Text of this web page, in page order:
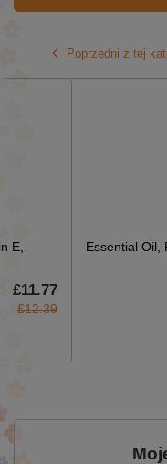
Poprzedni z tej
E,
£11.77
£12.39
Essential Oil,